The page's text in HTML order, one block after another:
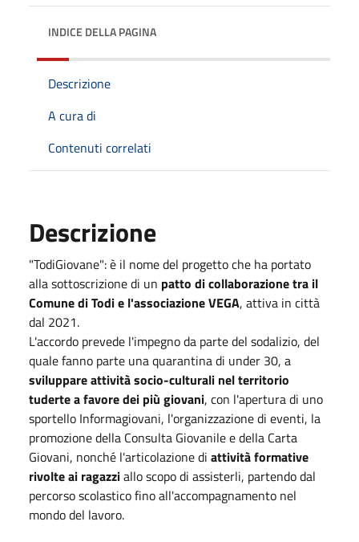
INDICE DELLA PAGINA
Descrizione
A cura di
Contenuti correlati
Descrizione
"TodiGiovane": è il nome del progetto che ha portato
alla sottoscrizione di un patto di collaborazione tra il
Comune di Todi e l'associazione VEGA, attiva in città
dal 2021.
L'accordo prevede l'impegno da parte del sodalizio, del
quale fanno parte una quarantina di under 30, a
sviluppare attività socio-culturali nel territorio
tuderte a favore dei più giovani, con l'apertura di uno
sportello Informagiovani, l'organizzazione di eventi, la
promozione della Consulta Giovanile e della Carta
Giovani, nonché l'articolazione di attività formative
rivolte ai ragazziallo scopo di assisterli, partendo dal
percorso scolastico fino all'accompagnamento nel
mondo del lavoro.